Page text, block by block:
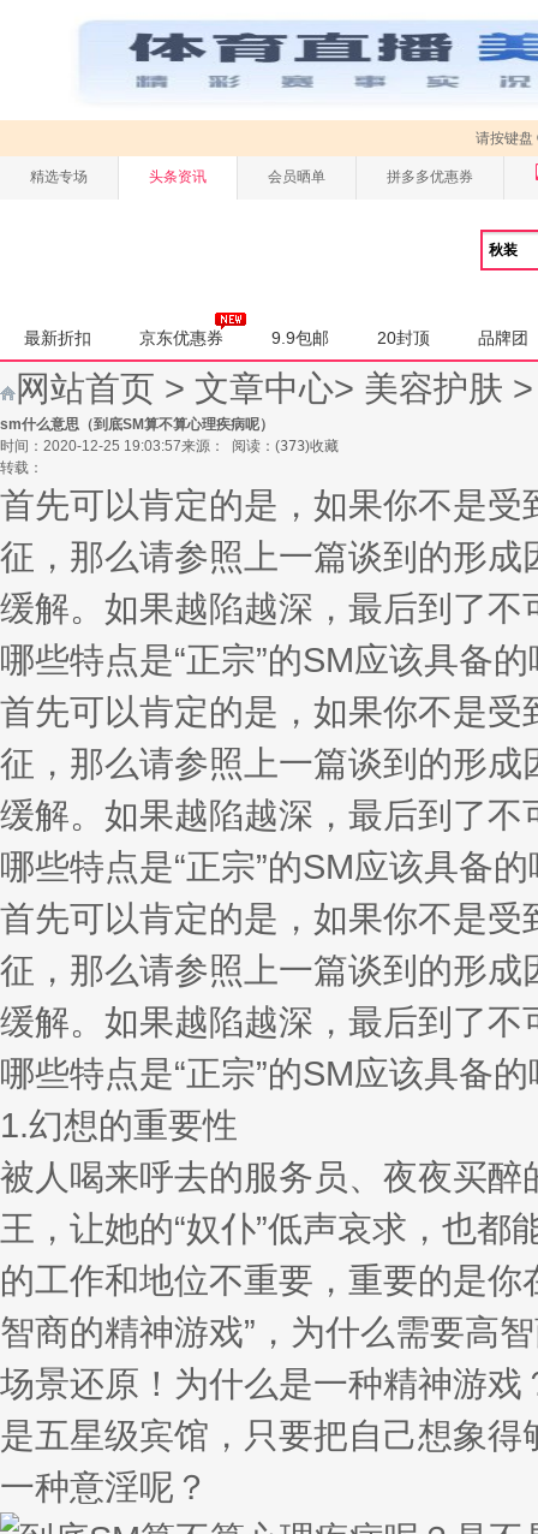
请按键盘
精选专场 头条资讯 会员晒单 拼多多优惠券
最新折扣 京东优惠券 9.9包邮 20封顶 品牌团
网站首页 > 文章中心> 美容护肤
sm什么意思（到底SM算不算心理疾病呢）
时间：2020-12-25 19:03:57来源： 阅读： (373)收藏
转载：
首先可以肯定的是，如果你不是受
征，那么请参照上一篇谈到的形
缓解。如果越陷越深，最后到了
哪些特点是“正宗”的SM应该具备
首先可以肯定的是，如果你不是受
征，那么请参照上一篇谈到的形
缓解。如果越陷越深，最后到了
哪些特点是“正宗”的SM应该具备
首先可以肯定的是，如果你不是受
征，那么请参照上一篇谈到的形
缓解。如果越陷越深，最后到了
哪些特点是“正宗”的SM应该具备
1.幻想的重要性
被人喝来呼去的服务员、夜夜买
王，让她的“奴仆”低声哀求，也都
的工作和地位不重要，重要的是
智商的精神游戏”，为什么需要高
场景还原！为什么是一种精神游
是五星级宾馆，只要把自己想象
一种意淫呢？